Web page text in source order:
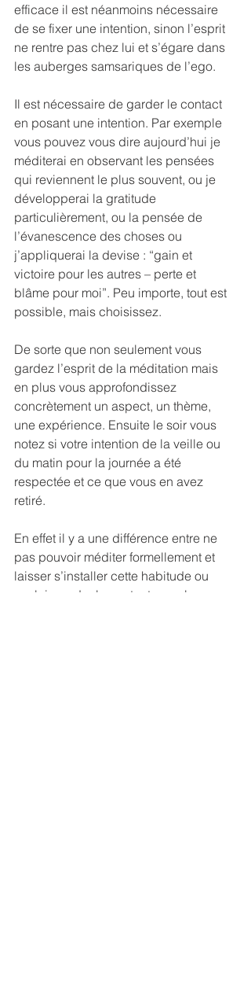
efficace il est néanmoins nécessaire
de se fixer une intention, sinon l’esprit
ne rentre pas chez lui et s’égare dans
les auberges samsariques de l’ego.
Il est nécessaire de garder le contact
en posant une intention. Par exemple
vous pouvez vous dire aujourd’hui je
méditerai en observant les pensées
qui reviennent le plus souvent, ou je
développerai la gratitude
particulièrement, ou la pensée de
l’évanescence des choses ou
j’appliquerai la devise : “gain et
victoire pour les autres – perte et
blâme pour moi”. Peu importe, tout est
possible, mais choisissez.
De sorte que non seulement vous
gardez l’esprit de la méditation mais
en plus vous approfondissez
concrètement un aspect, un thème,
une expérience. Ensuite le soir vous
notez si votre intention de la veille ou
du matin pour la journée a été
respectée et ce que vous en avez
retiré.
En effet il y a une différence entre ne
pas pouvoir méditer formellement et
laisser s’installer cette habitude ou
vouloir garder le contact avec la